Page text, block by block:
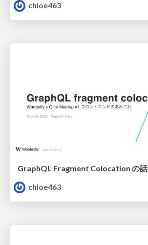
chloe463
GraphQL Fragment Colocation の話
chloe463